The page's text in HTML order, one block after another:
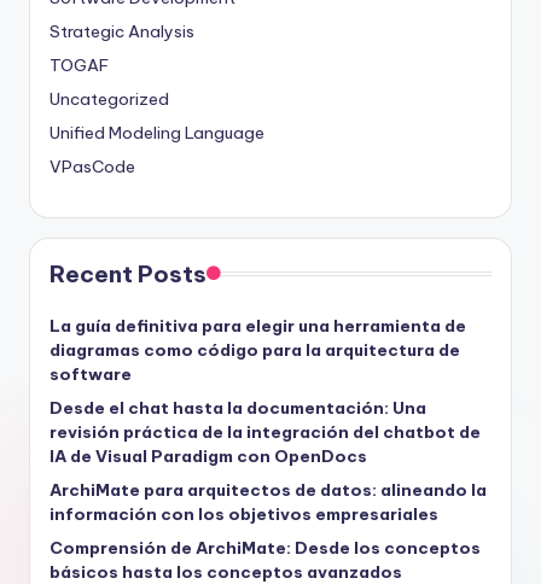
Strategic Analysis
TOGAF
Uncategorized
Unified Modeling Language
VPasCode
Recent Posts
La guía definitiva para elegir una herramienta de
diagramas como código para la arquitectura de
software
Desde el chat hasta la documentación: Una
revisión práctica de la integración del chatbot de
IA de Visual Paradigm con OpenDocs
ArchiMate para arquitectos de datos: alineando la
información con los objetivos empresariales
Comprensión de ArchiMate: Desde los conceptos
básicos hasta los conceptos avanzados